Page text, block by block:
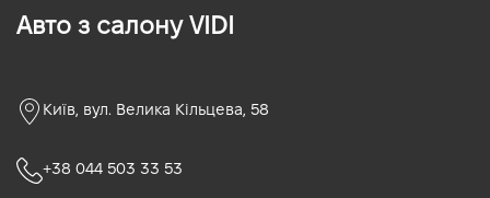
Авто з салону VIDI
Київ, вул. Велика Кільцева, 58
+38 044 503 33 53